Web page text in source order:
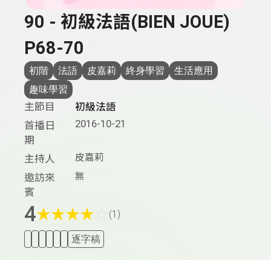
90 - 初級法語(BIEN JOUE)
P68-70
初階 法語 皮嘉莉 終身學習
生活應用
趣味學習
主節目
初級法語
首播日
期
2016-10-21
主持人 皮嘉莉
邀訪來
賓
無
4★★★★ (1)
逐字稿